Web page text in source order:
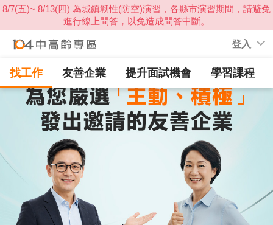
登入
找工作 友善企業 提升面試機會 學習課程